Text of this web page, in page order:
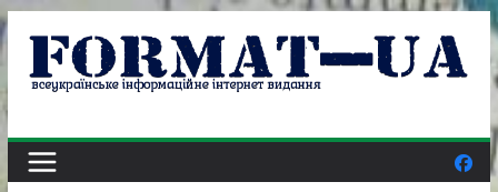
Skip
content